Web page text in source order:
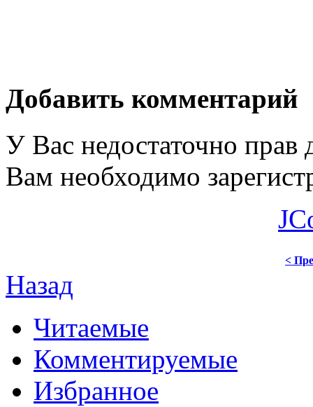
Добавить комментарий
У Вас недостаточно прав
Вам необходимо
<
Назад
Читаемые
Комментируемые
Избранное